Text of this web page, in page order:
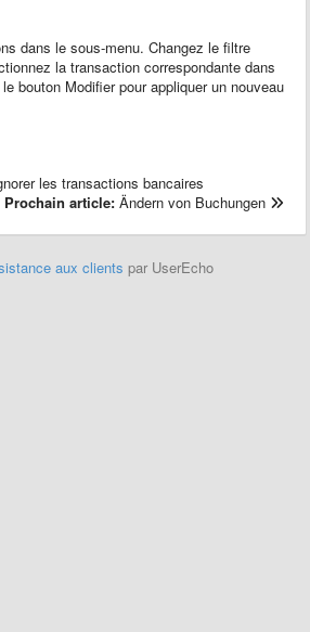
dans le sous-menu. Changez le filtre
la transaction correspondante dans
bouton Modifier pour appliquer un nouveau
les transactions bancaires
Prochain article: Ändern von Buchungen
aux clients par UserEcho